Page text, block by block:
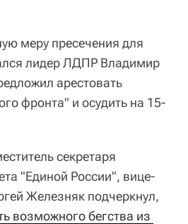
меру пресечения для
лидер ЛДПР Владимир
арестовать
фронта" и осудить на 15-
секретаря
"Единой России", вице-
Железняк подчеркнул,
возможного бегства из